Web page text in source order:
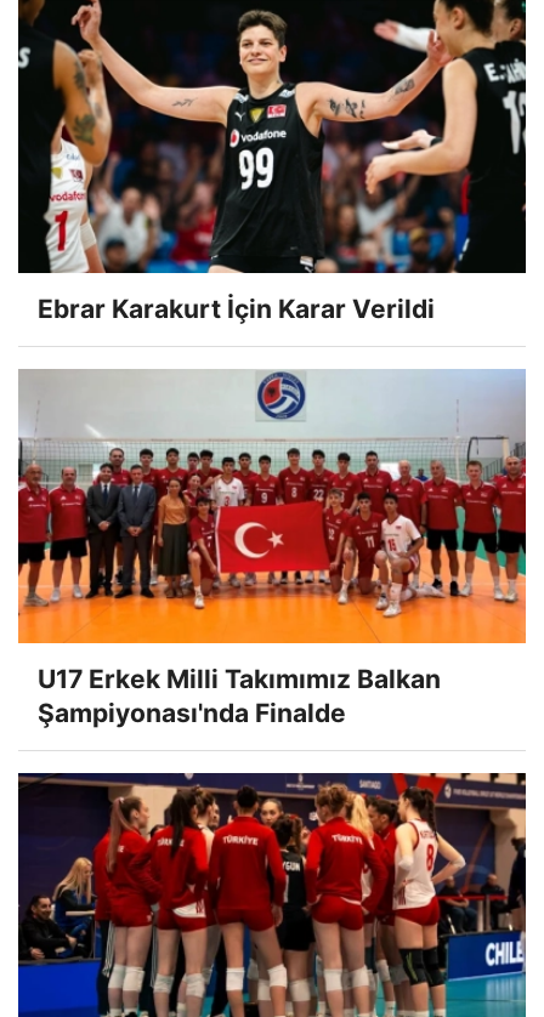
Ebrar Karakurt İçin Karar Verildi
U17 Erkek Milli Takımımız Balkan
Şampiyonası'nda Finalde